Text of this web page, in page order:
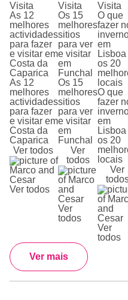
Visita
As 12
melhores
actividades
para fazer
e visitar em
Costa da
Caparica
As 12
melhores
actividades
para fazer
e visitar em
Costa da
Caparica
Ver todos
Ver todos
Visita
Os 15
melhores
sitios
para ver
e visitar
em
Funchal
Os 15
melhores
sitios
para ver
e visitar
em
Funchal
Ver
todos
Ver
todos
Visita
O que
fazer
em
Lisboa
os 20
locais
O que
fazer
em
Lisboa
os 20
locais
Ver
Ver
todos
Ver mais